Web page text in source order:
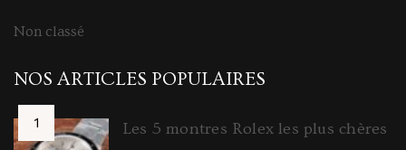
Non classé
NOS ARTICLES POPULAIRES
Les 5 montres Rolex les plus chères